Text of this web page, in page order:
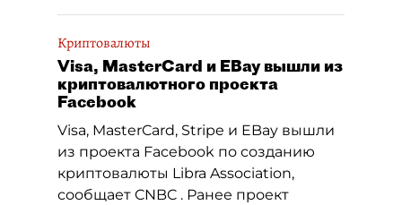
Криптовалюты
Visa, MasterCard и EBay вышли из
криптовалютного проекта
Facebook
Visa, MasterCard, Stripe и EBay вышли
из проекта Facebook по созданию
криптовалюты Libra Association,
сообщает CNBC . Ранее проект